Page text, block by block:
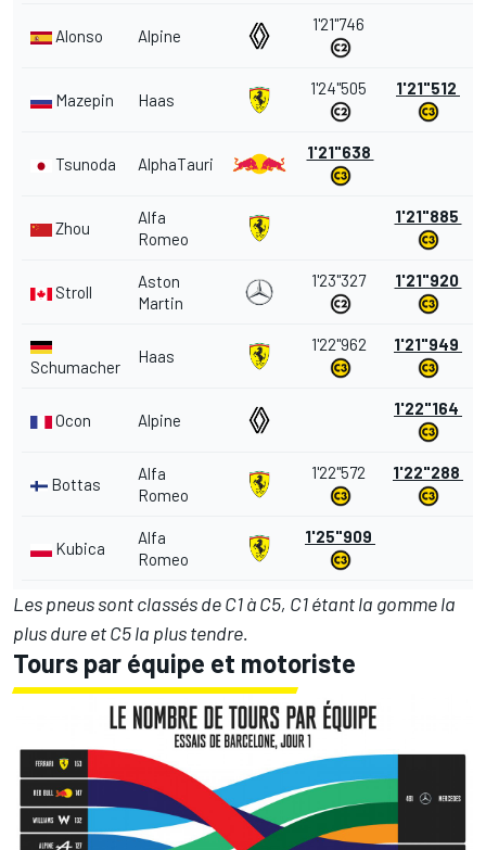
Alonso Alpine
1'21"746
Mazepin Haas
1'24"505 1'21"512
Tsunoda AlphaTauri
1'21"638
Zhou
Alfa
Romeo
1'21"885
Stroll
Aston
Martin
1'23"327 1'21"920
Schumacher
Haas
1'22"962 1'21"949
Ocon Alpine
1'22"164
Bottas
Alfa
Romeo
1'22"572 1'22"288
Kubica
Alfa
Romeo
1'25"909
Les pneus sont classés de C1 à C5, C1 étant la gomme la
plus dure et C5 la plus tendre.
Tours par équipe et motoriste